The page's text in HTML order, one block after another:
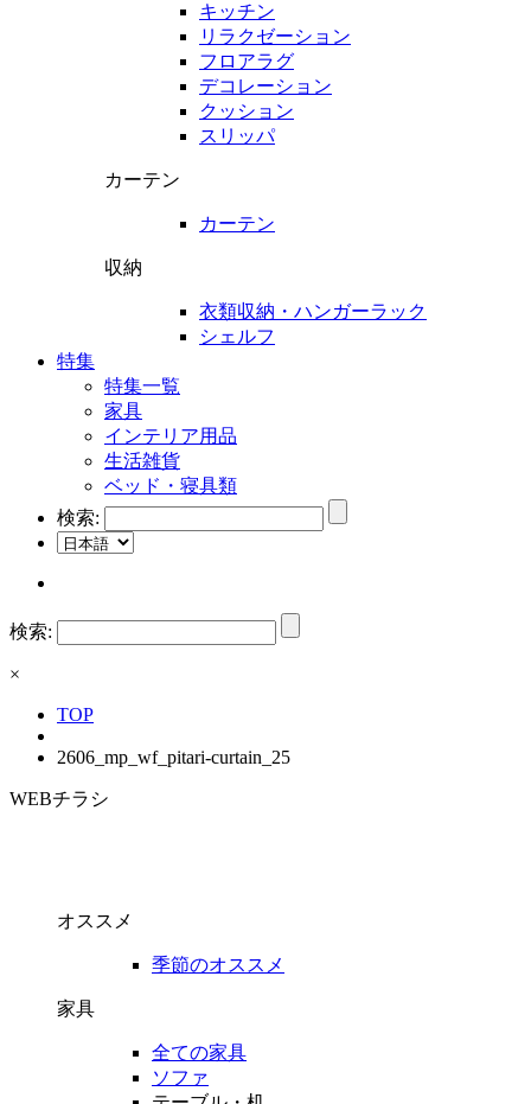
キッチン
リラクゼーション
フロアラグ
デコレーション
クッション
スリッパ
カーテン
カーテン
収納
衣類収納・ハンガーラック
シェルフ
特集
特集一覧
家具
インテリア用品
生活雑貨
ベッド・寝具類
検索:
検索:
×
TOP
2606_mp_wf_pitari-curtain_25
WEBチラシ
オススメ
季節のオススメ
家具
全ての家具
ソファ